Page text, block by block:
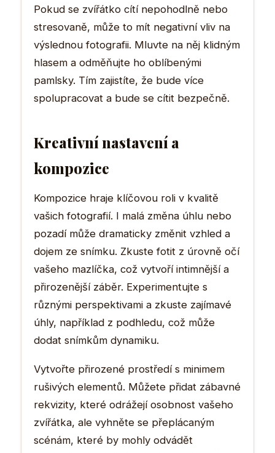
Pokud se zvířátko cítí nepohodlně nebo
stresovaně, může to mít negativní vliv na
výslednou fotografii. Mluvte na něj klidným
hlasem a odměňujte ho oblíbenými
pamlsky. Tím zajistíte, že bude více
spolupracovat a bude se cítit bezpečně.
Kreativní nastavení a
kompozice
Kompozice hraje klíčovou roli v kvalitě
vašich fotografií. I malá změna úhlu nebo
pozadí může dramaticky změnit vzhled a
dojem ze snímku. Zkuste fotit z úrovně očí
vašeho mazlíčka, což vytvoří intimnější a
přirozenější záběr. Experimentujte s
různými perspektivami a zkuste zajímavé
úhly, například z podhledu, což může
dodat snímkům dynamiku.
Vytvořte přirozené prostředí s minimem
rušivých elementů. Můžete přidat zábavné
rekvizity, které odrážejí osobnost vašeho
zvířátka, ale vyhněte se přeplácaným
scénám, které by mohly odvádět